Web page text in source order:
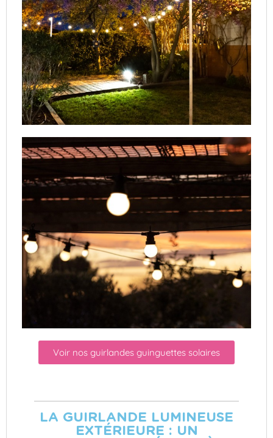
Voir nos guirlandes guinguettes solaires
LA GUIRLANDE LUMINEUSE
EXTÉRIEURE : UN